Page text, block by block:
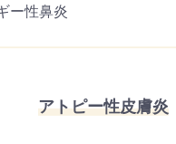
ー性鼻炎
アトピー性皮膚炎